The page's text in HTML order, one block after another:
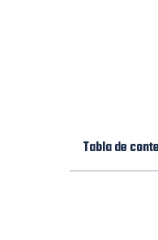
Tabla de